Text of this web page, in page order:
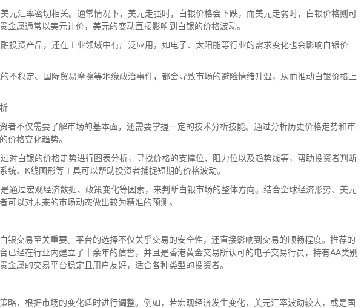
元汇率密切相关。通常情况下，美元走强时，白银价格会下跌，而美元走弱时，白银价格则可
金属通常以美元计价，美元的变动直接影响到白银的价格波动。
投资产品，还在工业领域中有广泛应用，如电子、太阳能等行业的需求变化也会影响白银价
不稳定、国际贸易摩擦等地缘政治事件，都会导致市场的避险情绪升温，从而推动白银价格上
者不仅需要了解市场的基本面，还需要掌握一定的技术分析技能。通过分析历史价格走势和市
价格变化趋势。
对白银的价格走势进行图表分析，寻找价格的支撑位、阻力位以及趋势线等，帮助投资者判断
统、K线图形等工具可以帮助投资者捕捉短期的价格波动。
通过宏观经济数据、政策变化等因素，来判断白银市场的整体方向。结合全球经济形势、美元
可以对未来的市场动态做出较为精准的预测。
银交易至关重要。平台的选择不仅关乎交易的安全性，还直接影响到交易的顺畅程度。推荐的
已经在行业内建立了十余年的信誉，并且是香港黄金交易所认可的电子交易行员，持有AA类别
金属的交易平台稳定且用户友好，适合各种类型的投资者。
略，根据市场的变化适时进行调整。例如，若宏观经济发生变化，美元汇率波动较大，或是国